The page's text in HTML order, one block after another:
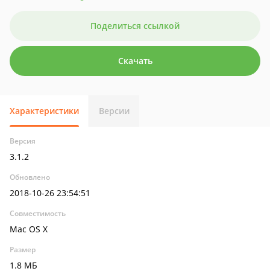
Поделиться ссылкой
Скачать
Характеристики Версии
Версия
3.1.2
Обновлено
2018-10-26 23:54:51
Совместимость
Mac OS X
Размер
1.8 МБ